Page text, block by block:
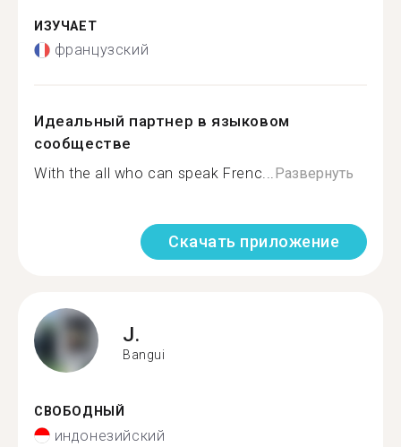
ИЗУЧАЕТ
французский
Идеальный партнер в языковом
сообществе
With the all who can speak Frenc...Развернуть
Скачать приложение
J.
Bangui
СВОБОДНЫЙ
индонезийский